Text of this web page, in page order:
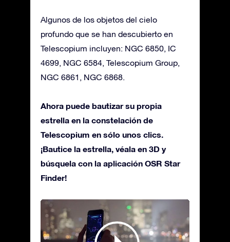
Algunos de los objetos del cielo
profundo que se han descubierto en
Telescopium incluyen: NGC 6850, IC
4699, NGC 6584, Telescopium Group,
NGC 6861, NGC 6868.
Ahora puede bautizar su propia
estrella en la constelación de
Telescopium en sólo unos clics.
¡Bautice la estrella, véala en 3D y
búsquela con la aplicación OSR Star
Finder!